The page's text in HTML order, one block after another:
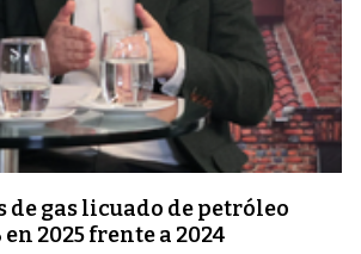
gas licuado de petróleo
2025 frente a 2024